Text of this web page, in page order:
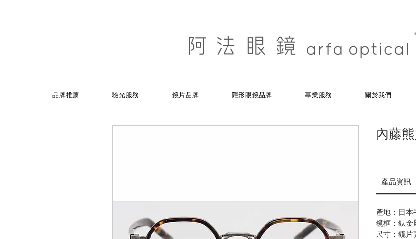
品牌推薦 驗光服務 鏡片品牌 隱形眼鏡品牌 專業服務 關於我們
內藤
產品資訊
產地：日本
鏡框：鈦金
尺寸：鏡片